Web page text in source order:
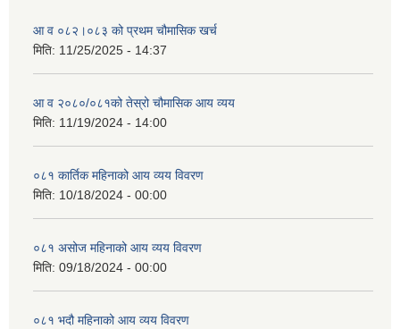
आ व ०८२।०८३ को प्रथम चौमासिक खर्च
मिति: 11/25/2025 - 14:37
आ व २०८०/०८१को तेस्रो चौमासिक आय व्यय
मिति: 11/19/2024 - 14:00
०८१ कार्तिक महिनाको आय व्यय विवरण
मिति: 10/18/2024 - 00:00
०८१ असोज महिनाको आय व्यय विवरण
मिति: 09/18/2024 - 00:00
०८१ भदौ महिनाको आय व्यय विवरण